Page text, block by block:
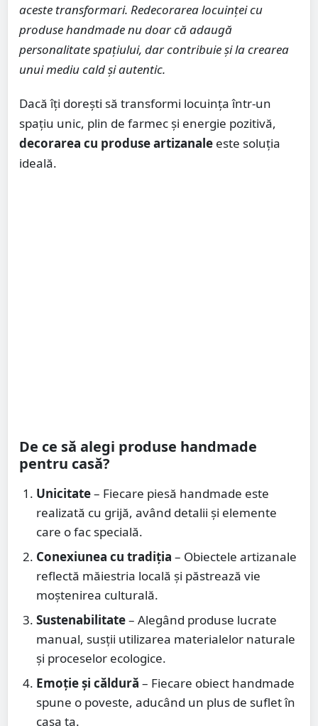
aceste transformari. Redecorarea locuinței cu
produse handmade nu doar că adaugă
personalitate spațiului, dar contribuie și la crearea
unui mediu cald și autentic.
Dacă îți dorești să transformi locuința într-un
spațiu unic, plin de farmec și energie pozitivă,
decorarea cu produse artizanale este soluția
ideală.
De ce să alegi produse handmade
pentru casă?
Unicitate– Fiecare piesă handmade este
realizată cu grijă, având detalii și elemente
care o fac specială.
Conexiunea cu tradiția – Obiectele artizanale
reflectă măiestria locală și păstrează vie
moștenirea culturală.
Sustenabilitate– Alegând produse lucrate
manual, susții utilizarea materialelor naturale
și proceselor ecologice.
Emoție și căldură – Fiecare obiect handmade
spune o poveste, aducând un plus de suflet în
casa ta.